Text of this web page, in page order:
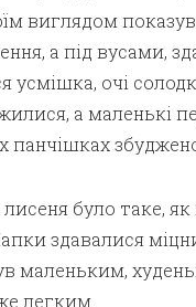
виглядом
а під вусами,
усмішка, очі
а маленькі
панчішках
лисеня було таке,
здавалися
маленьким,
легким.